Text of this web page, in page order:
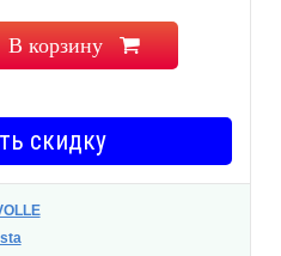
В корзину
скидку